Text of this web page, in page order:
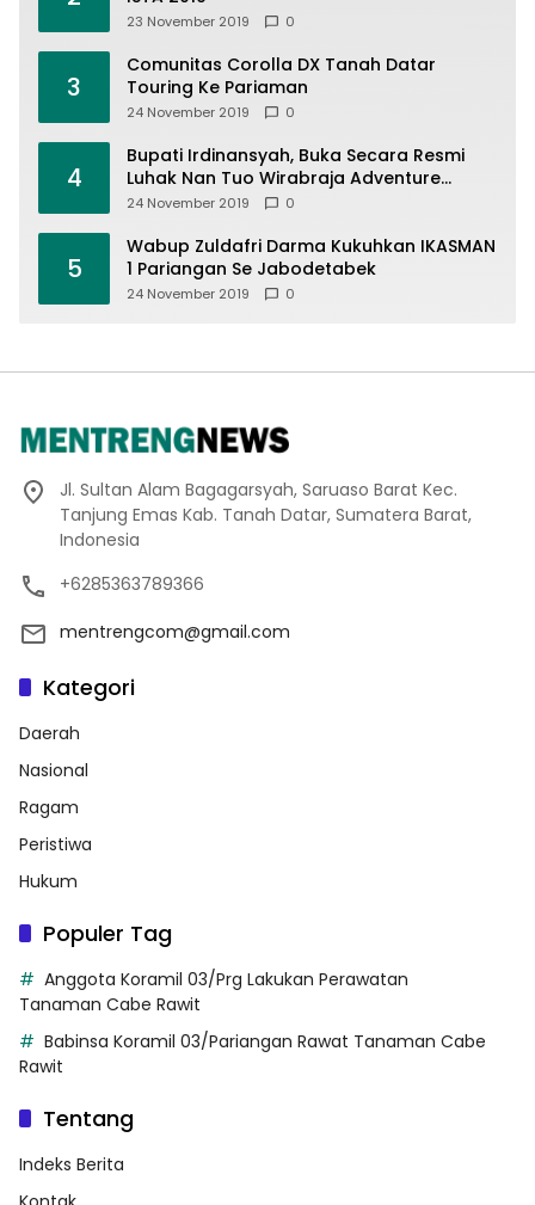
23 November 2019 0
3
Comunitas Corolla DX Tanah Datar
Touring Ke Pariaman
24 November 2019 0
4
Bupati Irdinansyah, Buka Secara Resmi
Luhak Nan Tuo Wirabraja Adventure
Offroad 2019
24 November 2019 0
5
Wabup Zuldafri Darma Kukuhkan IKASMAN
1 Pariangan Se Jabodetabek
24 November 2019 0
Jl. Sultan Alam Bagagarsyah, Saruaso Barat Kec.
Tanjung Emas Kab. Tanah Datar, Sumatera Barat,
Indonesia
+6285363789366
mentrengcom@gmail.com
Kategori
Daerah
Nasional
Ragam
Peristiwa
Hukum
Populer Tag
Anggota Koramil 03/Prg Lakukan Perawatan
Tanaman Cabe Rawit
Babinsa Koramil 03/Pariangan Rawat Tanaman Cabe
Rawit
Tentang
Indeks Berita